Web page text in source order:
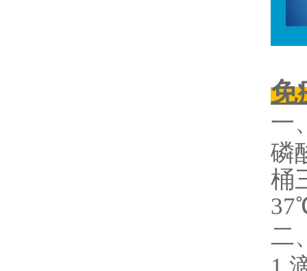
免
一
磷
桶
二